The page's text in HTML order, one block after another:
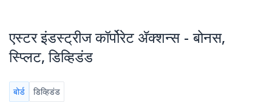
एस्टर इंडस्ट्रीज कॉर्पोरेट ॲक्शन्स - बोनस,
स्प्लिट, डिव्हिडंड
बोर्ड डिव्हिडंड